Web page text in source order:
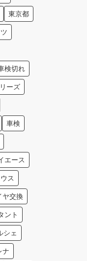
東京都
検切れ
ーズ
車検
エース
ス
ヤ交換
ント
シェ
ナ